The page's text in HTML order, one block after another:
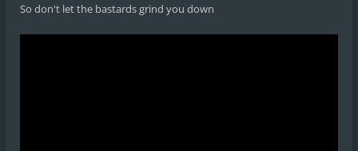
So don't let the bastards grind you down